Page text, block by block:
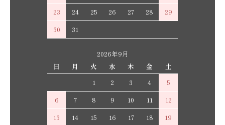
23
24 25 26 27 28
29
30
31
2026年9月
日
月 火 水 木 金
土
1
2 3 4
5
6
7 8 9 10 11
12
13
14 15 16 17 18
19